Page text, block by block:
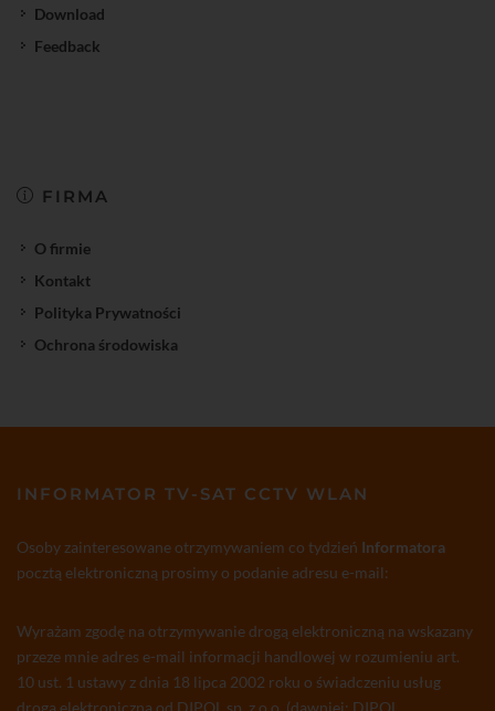
Download
Feedback
FIRMA
O firmie
Kontakt
Polityka Prywatności
Ochrona środowiska
INFORMATOR TV-SAT CCTV WLAN
Osoby zainteresowane otrzymywaniem co tydzień Informatora
pocztą elektroniczną prosimy o podanie adresu e-mail:
Wyrażam zgodę na otrzymywanie drogą elektroniczną na wskazany
przeze mnie adres e-mail informacji handlowej w rozumieniu art.
10 ust. 1 ustawy z dnia 18 lipca 2002 roku o świadczeniu usług